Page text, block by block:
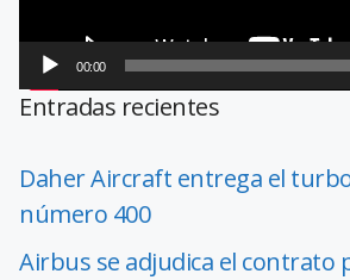
00:00
Entradas recientes
Daher Aircraft entrega el
número 400
Airbus se adjudica el contrato